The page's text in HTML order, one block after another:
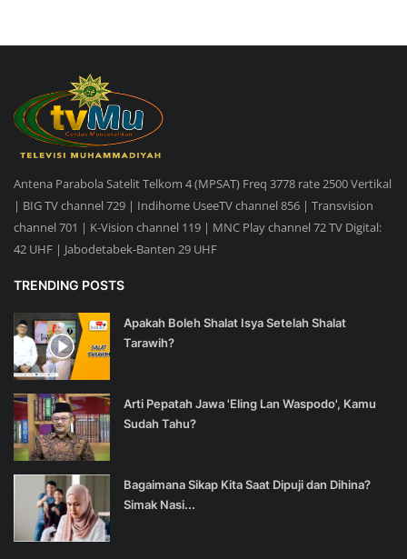
Antena Parabola Satelit Telkom 4 (MPSAT) Freq 3778 rate 2500 Vertikal
| BIG TV channel 729 | Indihome UseeTV channel 856 | Transvision
channel 701 | K-Vision channel 119 | MNC Play channel 72 TV Digital:
42 UHF | Jabodetabek-Banten 29 UHF
TRENDING POSTS
Apakah Boleh Shalat Isya Setelah Shalat
Tarawih?
Arti Pepatah Jawa 'Eling Lan Waspodo', Kamu
Sudah Tahu?
Bagaimana Sikap Kita Saat Dipuji dan Dihina?
Simak Nasi...